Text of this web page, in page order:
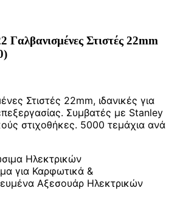
Γαλβανισμένες Στιστές 22mm
Στιστές 22mm, ιδανικές για
Συμβατές με Stanley
στιχοθήκες. 5000 τεμάχια ανά
Ηλεκτρικών
για Καρφωτικά &
Αξεσουάρ Ηλεκτρικών